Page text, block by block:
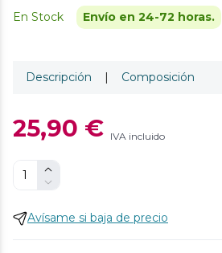
En Stock Envío en 24-72 horas.
Descripción | Composición
25,90 € IVA incluido
Avísame si baja de precio